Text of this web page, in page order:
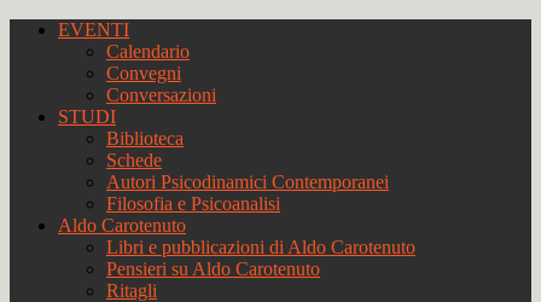
EVENTI
Calendario
Convegni
Conversazioni
STUDI
Biblioteca
Schede
Autori Psicodinamici Contemporanei
Filosofia e Psicoanalisi
Aldo Carotenuto
Libri e pubblicazioni di Aldo Carotenuto
Pensieri su Aldo Carotenuto
Ritagli